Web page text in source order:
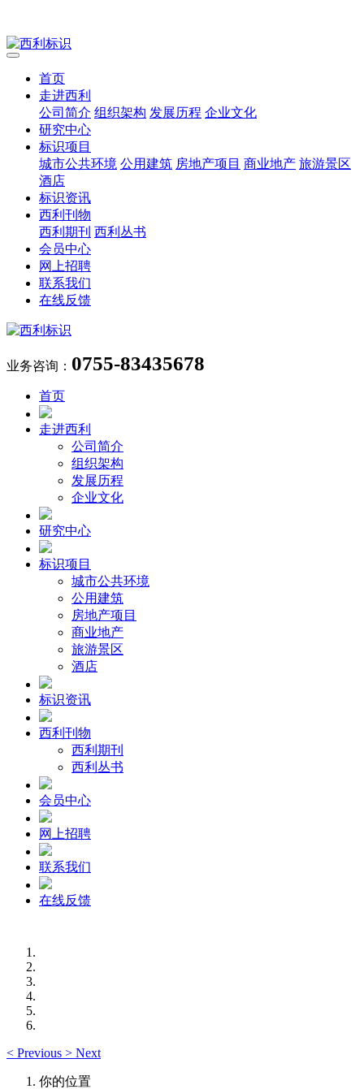
首页
走进西利
公司简介 组织架构 发展历程 企业文化
研究中心
标识项目
城市公共环境 公用建筑 房地产项目 商业地产 旅游景区
酒店
标识资讯
西利刊物
西利期刊 西利丛书
会员中心
网上招聘
联系我们
在线反馈
业务咨询： 0755-83435678
首页
走进西利
公司简介
组织架构
发展历程
企业文化
研究中心
标识项目
城市公共环境
公用建筑
房地产项目
商业地产
旅游景区
酒店
标识资讯
西利刊物
西利期刊
西利丛书
会员中心
网上招聘
联系我们
在线反馈
< Previous > Next
你的位置